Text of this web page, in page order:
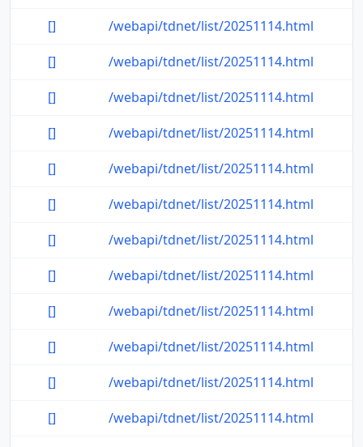
[]
/webapi/tdnet/list/20251114.html
[]
/webapi/tdnet/list/20251114.html
[]
/webapi/tdnet/list/20251114.html
[]
/webapi/tdnet/list/20251114.html
[]
/webapi/tdnet/list/20251114.html
[]
/webapi/tdnet/list/20251114.html
[]
/webapi/tdnet/list/20251114.html
[]
/webapi/tdnet/list/20251114.html
[]
/webapi/tdnet/list/20251114.html
[]
/webapi/tdnet/list/20251114.html
[]
/webapi/tdnet/list/20251114.html
[]
/webapi/tdnet/list/20251114.html